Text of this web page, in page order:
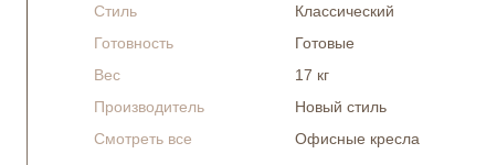
Стиль
Классический
Готовность
Готовые
Вес
17 кг
Производитель
Новый стиль
Смотреть все
Офисные кресла